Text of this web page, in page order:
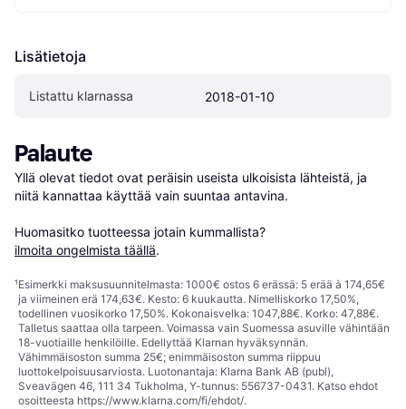
Lisätietoja
Listattu klarnassa 2018-01-10
Palaute
Yllä olevat tiedot ovat peräisin useista ulkoisista lähteistä, ja
niitä kannattaa käyttää vain suuntaa antavina.
Huomasitko tuotteessa jotain kummallista?
ilmoita ongelmista täällä.
¹Esimerkki maksusuunnitelmasta: 1000€ ostos 6 erässä: 5 erää à 174,65€
ja viimeinen erä 174,63€. Kesto: 6 kuukautta. Nimelliskorko 17,50%,
todellinen vuosikorko 17,50%. Kokonaisvelka: 1047,88€. Korko: 47,88€.
Talletus saattaa olla tarpeen. Voimassa vain Suomessa asuville vähintään
18-vuotiaille henkilöille. Edellyttää Klarnan hyväksynnän.
Vähimmäisoston summa 25€; enimmäisoston summa riippuu
luottokelpoisuusarviosta. Luotonantaja: Klarna Bank AB (publ),
Sveavägen 46, 111 34 Tukholma, Y-tunnus: 556737-0431. Katso ehdot
osoitteesta https://www.klarna.com/fi/ehdot/.